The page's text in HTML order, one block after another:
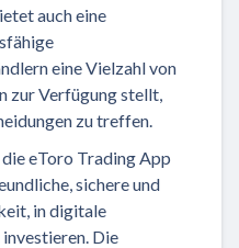
auch eine
eine Vielzahl von
zur Verfügung stellt,
zu treffen.
eToro Trading App
sichere und
in digitale
Die